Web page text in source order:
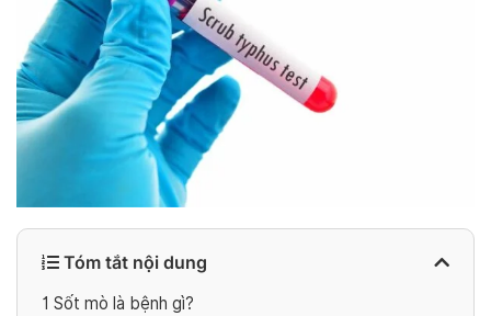
Tóm tắt nội dung
1 Sốt mò là bệnh gì?